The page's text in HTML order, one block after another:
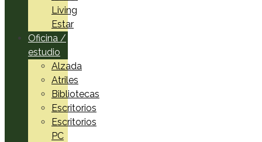
Living
Estar
Oficina /
estudio
Alzada
Atriles
Bibliotecas
Escritorios
Escritorios
PC